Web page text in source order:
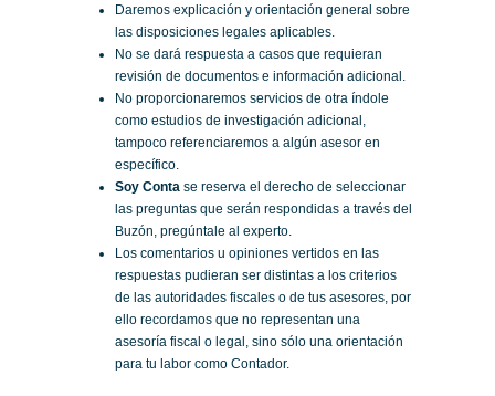
Daremos explicación y orientación general sobre
las disposiciones legales aplicables.
No se dará respuesta a casos que requieran
revisión de documentos e información adicional.
No proporcionaremos servicios de otra índole
como estudios de investigación adicional,
tampoco referenciaremos a algún asesor en
específico.
Soy Conta se reserva el derecho de seleccionar
las preguntas que serán respondidas a través del
Buzón, pregúntale al experto.
Los comentarios u opiniones vertidos en las
respuestas pudieran ser distintas a los criterios
de las autoridades fiscales o de tus asesores, por
ello recordamos que no representan una
asesoría fiscal o legal, sino sólo una orientación
para tu labor como Contador.